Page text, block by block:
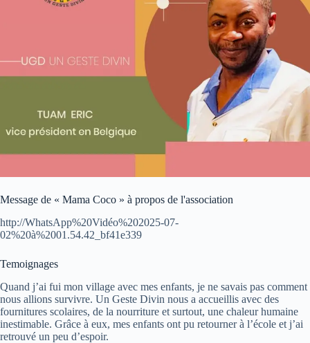
Message de « Mama Coco » à propos de l'association
http://WhatsApp%20Vidéo%202025-07-
02%20à%2001.54.42_bf41e339
Temoignages
Quand j’ai fui mon village avec mes enfants, je ne savais pas comment
nous allions survivre. Un Geste Divin nous a accueillis avec des
fournitures scolaires, de la nourriture et surtout, une chaleur humaine
inestimable. Grâce à eux, mes enfants ont pu retourner à l’école et j’ai
retrouvé un peu d’espoir.